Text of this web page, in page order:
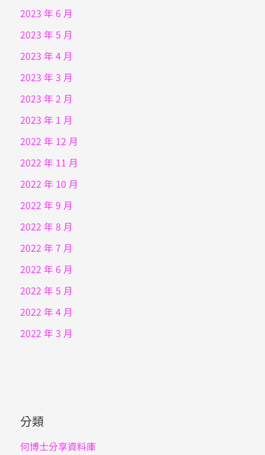
2023 年 6 月
2023 年 5 月
2023 年 4 月
2023 年 3 月
2023 年 2 月
2023 年 1 月
2022 年 12 月
2022 年 11 月
2022 年 10 月
2022 年 9 月
2022 年 8 月
2022 年 7 月
2022 年 6 月
2022 年 5 月
2022 年 4 月
2022 年 3 月
分類
何博士分享資料庫